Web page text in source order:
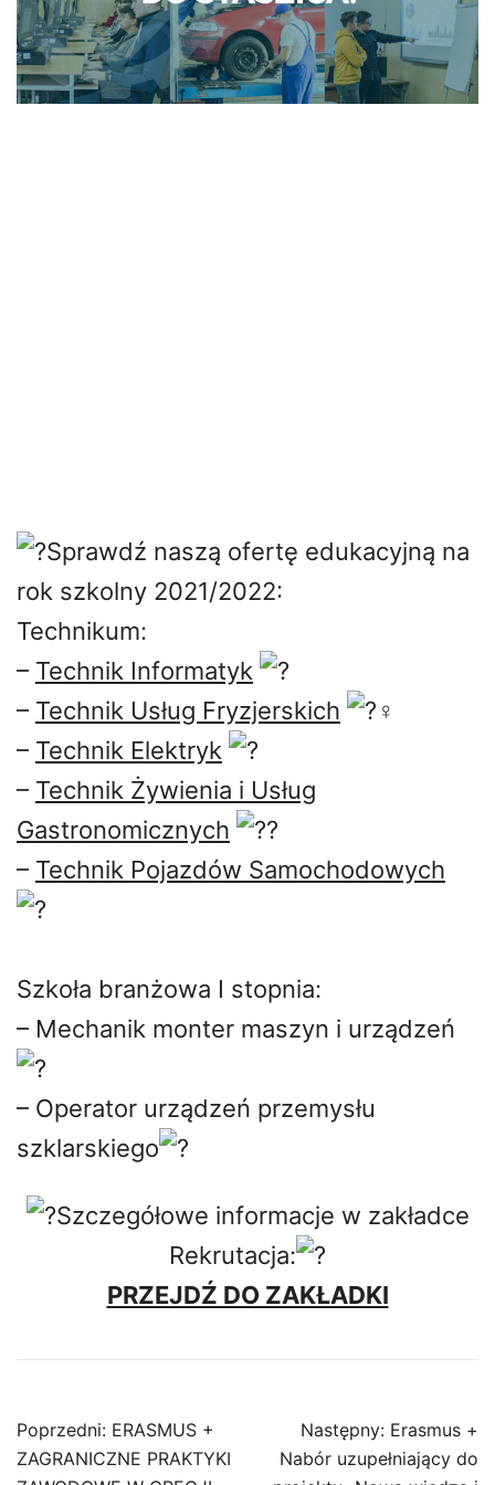
Sprawdź naszą ofertę edukacyjną na
rok szkolny 2021/2022:
Technikum:
– Technik Informatyk
– Technik Usług Fryzjerskich
– Technik Elektryk
– Technik Żywienia i Usług
Gastronomicznych
– Technik Pojazdów Samochodowych
Szkoła branżowa I stopnia:
– Mechanik monter maszyn i urządzeń
– Operator urządzeń przemysłu
szklarskiego
Szczegółowe informacje w zakładce
Rekrutacja:
PRZEJDŹ DO ZAKŁADKI
Nawigacja
wpisu
Poprzedni: ERASMUS +
ZAGRANICZNE PRAKTYKI
Następny: Erasmus +
Nabór uzupełniający do